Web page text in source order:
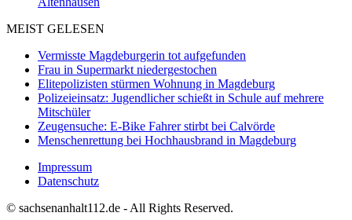
MEIST GELESEN
Vermisste Magdeburgerin tot aufgefunden
Frau in Supermarkt niedergestochen
Elitepolizisten stürmen Wohnung in Magdeburg
Polizeieinsatz: Jugendlicher schießt in Schule auf mehrere
Mitschüler
Zeugensuche: E-Bike Fahrer stirbt bei Calvörde
Menschenrettung bei Hochhausbrand in Magdeburg
Impressum
Datenschutz
© sachsenanhalt112.de - All Rights Reserved.